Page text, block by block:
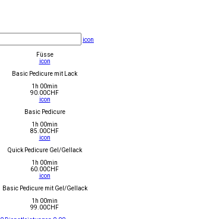
icon
Füsse
icon
Basic Pedicure mit Lack
1h 00min
90.00CHF
icon
Basic Pedicure
1h 00min
85.00CHF
icon
Quick Pedicure Gel/Gellack
1h 00min
60.00CHF
icon
Basic Pedicure mit Gel/Gellack
1h 00min
99.00CHF